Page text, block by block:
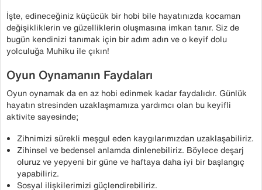
İşte, edineceğiniz küçücük bir hobi bile hayatınızda kocaman
değişikliklerin ve güzelliklerin oluşmasına imkan tanır. Siz de
bugün kendinizi tanımak için bir adım adın ve o keyif dolu
yolculuğa Muhiku ile çıkın!
Oyun Oynamanın Faydaları
Oyun oynamak da en az hobi edinmek kadar faydalıdır. Günlük
hayatın stresinden uzaklaşmamıza yardımcı olan bu keyifli
aktivite sayesinde;
Zihnimizi sürekli meşgul eden kaygılarımızdan uzaklaşabiliriz.
Zihinsel ve bedensel anlamda dinlenebiliriz. Böylece deşarj
oluruz ve yepyeni bir güne ve haftaya daha iyi bir başlangıç
yapabiliriz.
Sosyal ilişkilerimizi güçlendirebiliriz.